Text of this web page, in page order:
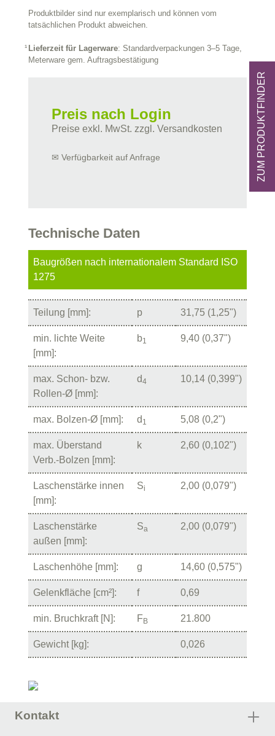
Produktbilder sind nur exemplarisch und können vom
tatsächlichen Produkt abweichen.
Lieferzeit für Lagerware: Standardverpackungen 3–5 Tage,
Meterware gem. Auftragsbestätigung
Preis nach Login
Preise exkl. MwSt. zzgl. Versandkosten
✉ Verfügbarkeit auf Anfrage
Technische Daten
Baugrößen nach internationalem Standard ISO
1275
Teilung [mm]: p 31,75 (1,25")
min. lichte Weite
[mm]:
b1 9,40 (0,37")
max. Schon- bzw.
Rollen-Ø [mm]:
d4 10,14 (0,399")
max. Bolzen-Ø [mm]: d 1 5,08 (0,2")
max. Überstand
Verb.-Bolzen [mm]:
k 2,60 (0,102")
Laschenstärke innen
[mm]:
Si 2,00 (0,079")
Laschenstärke
außen [mm]:
Sa 2,00 (0,079")
Laschenhöhe [mm]: g 14,60 (0,575")
Gelenkfläche [cm²]: f 0,69
min. Bruchkraft [N]: F B 21.800
Gewicht [kg]: 0,026
Kontakt
ZUM PRODUKTFINDER